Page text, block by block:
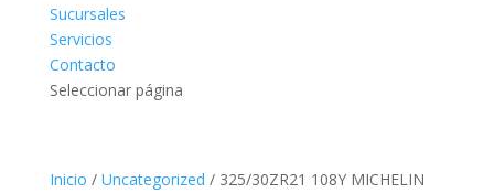
Sucursales
Servicios
Contacto
Seleccionar página
Inicio / Uncategorized / 325/30ZR21 108Y MICHELIN